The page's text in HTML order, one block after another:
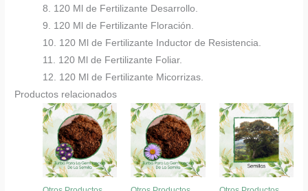
8. 120 Ml de Fertilizante Desarrollo.
9. 120 Ml de Fertilizante Floración.
10. 120 Ml de Fertilizante Inductor de Resistencia.
11. 120 Ml de Fertilizante Foliar.
12. 120 Ml de Fertilizante Micorrizas.
Productos relacionados